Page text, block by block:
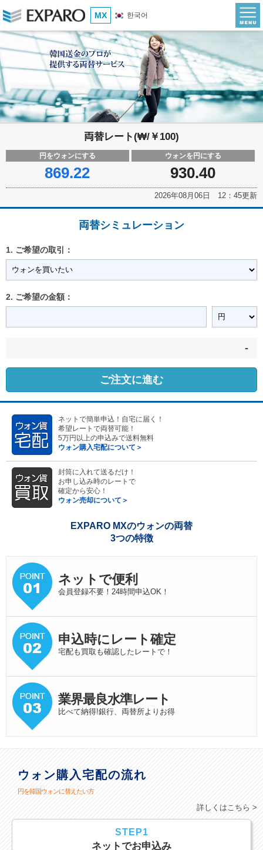
MX 한국어
両替レート(₩/￥100)
円をウォンにする
869.22
ウォンを円にする
930.40
2026年08月06日 12：45更新
両替シミュレーション
1. ご希望の取引：
2. ご希望の金額：
-
ご注文に進む
ネットで簡単申込！自宅に届く！
希望レートで両替可能！
5万円以上の申込みで送料無料
ウォン購入宅配について＞
封筒に入れて送るだけ！
お申し込み時のレートで
確定から安心！
ウォン売却について＞
EXPARO MXのウォンの両替
3つの特徴
ネットで便利
会員登録不要！24時間申込OK！
申込時にレート確定
宅配も買取も確認したレートで！
業界最良水準レート
比べて納得!銀行、両替所よりお得
ウォン購入宅配の流れ
円を韓国ウォンに替えたい方
詳しくはこちら >
STEP1
ネットでお申込み